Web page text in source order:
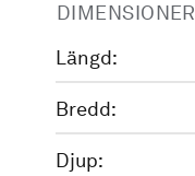
DIMENSIONER
Längd:
Bredd:
Djup: